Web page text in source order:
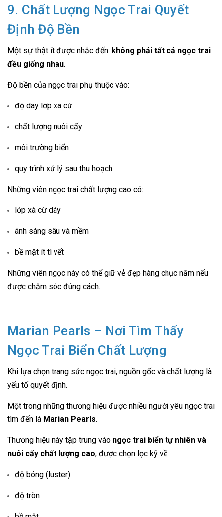
9. Chất Lượng Ngọc Trai Quyết
Định Độ Bền
Một sự thật ít được nhắc đến: không phải tất cả ngọc trai
đều giống nhau.
Độ bền của ngọc trai phụ thuộc vào:
độ dày lớp xà cừ
chất lượng nuôi cấy
môi trường biển
quy trình xử lý sau thu hoạch
Những viên ngọc trai chất lượng cao có:
lớp xà cừ dày
ánh sáng sâu và mềm
bề mặt ít tì vết
Những viên ngọc này có thể giữ vẻ đẹp hàng chục năm nếu
được chăm sóc đúng cách.
Marian Pearls – Nơi Tìm Thấy
Ngọc Trai Biển Chất Lượng
Khi lựa chọn trang sức ngọc trai, nguồn gốc và chất lượng là
yếu tố quyết định.
Một trong những thương hiệu được nhiều người yêu ngọc trai
tìm đến là Marian Pearls.
Thương hiệu này tập trung vào ngọc trai biển tự nhiên và
nuôi cấy chất lượng cao, được chọn lọc kỹ về:
độ bóng (luster)
độ tròn